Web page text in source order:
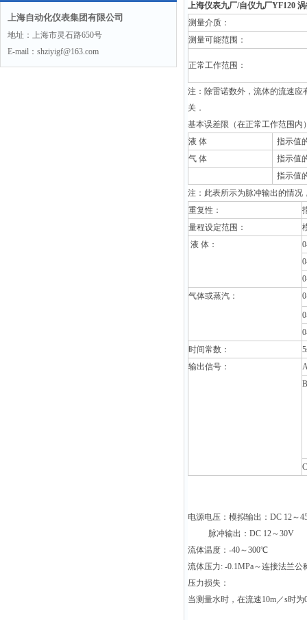
上海自动化仪表集团有限公司
地址：上海市灵石路650号
E-mail：shziyigf@163.com
上海仪表九厂/自仪九厂YF120
测量介质：
测量可能范围：
正常工作范围：
注：除雷诺数外，流体的流速应
关．
基本误差限（在正常工作范围内
液 体
指示值
气 体
指示值
指示值
注：此表所示为脉冲输出的情况
重复性：
量程设定范围：
液 体：
气体或蒸汽：
时间常数：
输出信号：
B
C
电源电压：模拟输出：DC 12～
脉冲输出：DC 12～30V
流体温度：-40～300℃
流体压力: -0.1MPa～连接法兰公
压力损失：
当测量水时，在流速10m／s时